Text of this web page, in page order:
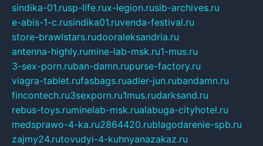
sindika-01.rusp-life.rux-legion.rusib-archives.ru
e-abis-1-c.rusindika01.ruvenda-festival.ru
store-brawlstars.rudooraleksandria.ru
antenna-highly.rumine-lab-msk.ru1-mus.ru
3-sex-porn.ruban-damn.rupurse-factory.ru
viagra-tablet.rufasbags.ruadler-jun.rubandamn.ru
fincontech.ru3sexporn.ru1mus.rudarksand.ru
rebus-toys.ruminelab-msk.rualabuga-cityhotel.ru
medsprawo-4-ka.ru2864420.rublagodarenie-spb.ru
zajmy24.rutovudyi-4-kuhnyanazakaz.ru